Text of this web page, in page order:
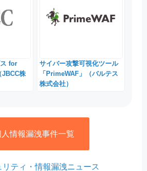
for
株
サイバー攻撃可視化ツール
「PrimeWAF」（バルテス
株式会社）
人情報漏洩事件一覧
ティ・情報漏洩ニュース